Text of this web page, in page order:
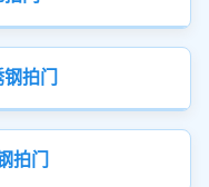
拍门
拍门